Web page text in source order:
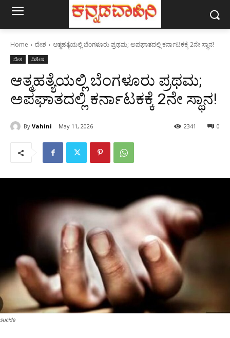
Home ದೇಶ ಆತ್ಮಹತ್ಯೆಯಲ್ಲಿ ಬೆಂಗಳೂರು ಪ್ರಥಮ; ಅಪಘಾತದಲ್ಲಿ ಕರ್ನಾಟಕಕ್ಕೆ 2ನೇ ಸ್ಥಾನ!
ದೇಶ ವಿಶೇಷ
ಆತ್ಮಹತ್ಯೆಯಲ್ಲಿ ಬೆಂಗಳೂರು ಪ್ರಥಮ;
ಅಪಘಾತದಲ್ಲಿ ಕರ್ನಾಟಕಕ್ಕೆ 2ನೇ ಸ್ಥಾನ!
By Vahini May 11, 2026 0
2341
sucide